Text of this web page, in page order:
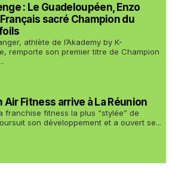
: Le Guadeloupéen, Enzo
sacré Champion du
athlète de l’Akademy by K-
remporte son premier titre de Champion
Air Fitness arrive à La Réunion
franchise fitness la plus “stylée” de
son développement et a ouvert se...